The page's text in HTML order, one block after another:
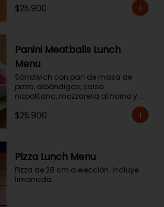
$25.900
Panini Meatballs Lunch
Menu
Sándwich con pan de masa de
pizza, albóndigas, salsa
napolitana, mozzarella al horno y
ensalada de la casa o papas chip.
$25.900
Pizza Lunch Menu
Pizza de 28 cm a elección. Incluye
limonada.